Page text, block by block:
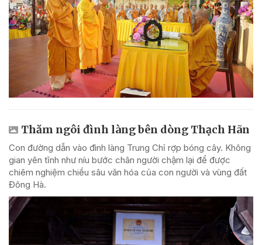
Thăm ngôi đình làng bên dòng Thạch Hãn
Con đường dẫn vào đình làng Trung Chỉ rợp bóng cây. Không
gian yên tĩnh như níu bước chân người chậm lại để được
chiêm nghiệm chiều sâu văn hóa của con người và vùng đất
Đông Hà.